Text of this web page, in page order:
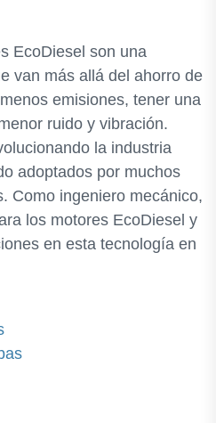
EcoDiesel son una
van más allá del ahorro de
emisiones, tener una
ruido y vibración.
la industria
adoptados por muchos
Como ingeniero mecánico,
los motores EcoDiesel y
en esta tecnología en